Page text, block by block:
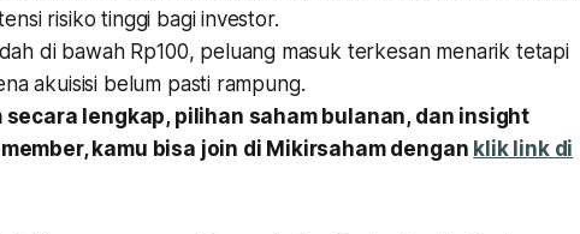
risiko tinggi bagi investor.
di bawah Rp100, peluang masuk terkesan menarik tetapi
akuisisi belum pasti rampung.
secara lengkap, pilihan saham bulanan, dan insight
kamu bisa join di Mikirsaham dengan klik link di